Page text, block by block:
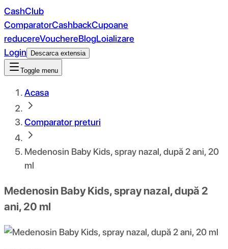
CashClub
ComparatorCashbackCupoane
reducereVouchereBlogLoializare
Login
Descarca extensia
Toggle menu
Acasa
Comparator preturi
Medenosin Baby Kids, spray nazal, după 2 ani, 20
ml
Medenosin Baby Kids, spray nazal, după 2
ani, 20 ml